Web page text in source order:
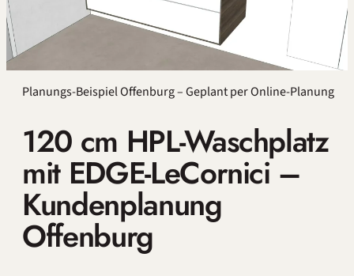
Planungs-Beispiel Offenburg – Geplant per Online-Planung
120 cm HPL-Waschplatz
mit EDGE-LeCornici –
Kundenplanung
Offenburg